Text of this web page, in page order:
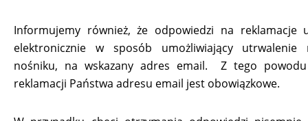
Informujemy również, że odpowiedzi na reklamacje
elektronicznie w sposób umożliwiający utrwalenie
nośniku, na wskazany adres email. Z tego
reklamacji Państwa adresu email jest obowiązkowe.